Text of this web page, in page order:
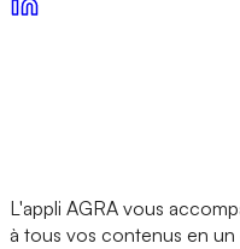
L'appli AGRA vous
à tous vos contenus en un